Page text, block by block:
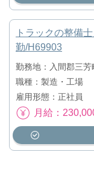
トラックの整備
勤/H69903
勤務地：入間郡三芳
職種：製造・工場
雇用形態：正社員
月給：